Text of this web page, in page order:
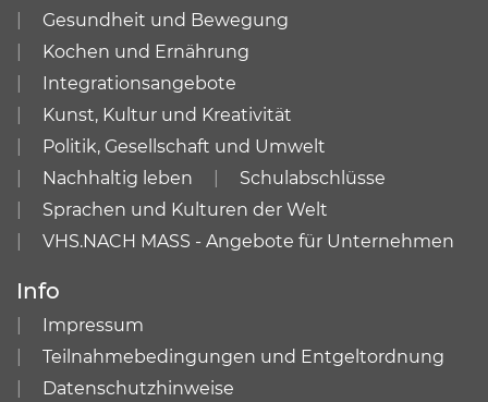
Gesundheit und Bewegung
Kochen und Ernährung
Integrationsangebote
Kunst, Kultur und Kreativität
Politik, Gesellschaft und Umwelt
Nachhaltig leben
Schulabschlüsse
Sprachen und Kulturen der Welt
VHS.NACH MASS - Angebote für Unternehmen
Info
Impressum
Teilnahmebedingungen und Entgeltordnung
Datenschutzhinweise